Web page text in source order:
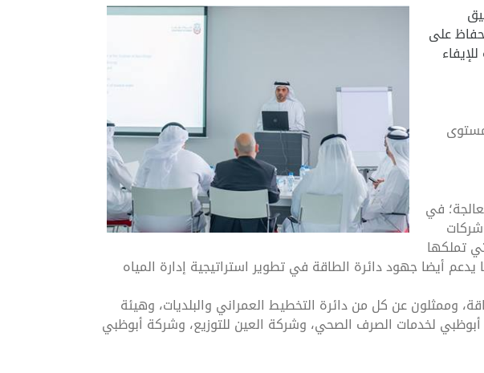
على
في
تملكها
أيضا جهود دائرة الطاقة في تطوير استراتيجية إدارة المياه
وممثلون عن كل من دائرة التخطيط العمراني والبلديات، وهيئة
لخدمات الصرف الصحي، وشركة العين للتوزيع، وشركة أبوظبي